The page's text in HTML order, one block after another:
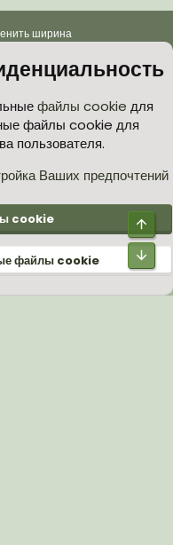
ширина
данных
Помощь Главная
2026 XenForo Ltd.
файлы cookie для
файлы cookie для
пользователя.
Ваших предпочтений
cookie
файлы cookie